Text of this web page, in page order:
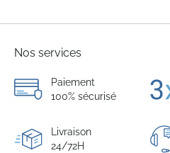
Nos services
Paiement
100% sécurisé
Livraison
24/72H